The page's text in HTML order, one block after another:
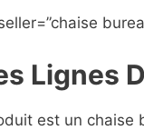
Lignes
est un